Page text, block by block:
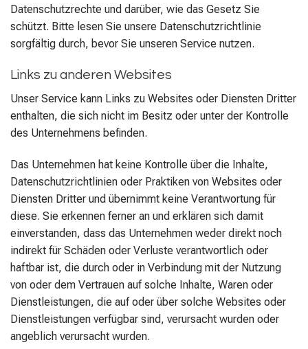
Datenschutzrechte und darüber, wie das Gesetz Sie
schützt. Bitte lesen Sie unsere Datenschutzrichtlinie
sorgfältig durch, bevor Sie unseren Service nutzen.
Links zu anderen Websites
Unser Service kann Links zu Websites oder Diensten Dritter
enthalten, die sich nicht im Besitz oder unter der Kontrolle
des Unternehmens befinden.
Das Unternehmen hat keine Kontrolle über die Inhalte,
Datenschutzrichtlinien oder Praktiken von Websites oder
Diensten Dritter und übernimmt keine Verantwortung für
diese. Sie erkennen ferner an und erklären sich damit
einverstanden, dass das Unternehmen weder direkt noch
indirekt für Schäden oder Verluste verantwortlich oder
haftbar ist, die durch oder in Verbindung mit der Nutzung
von oder dem Vertrauen auf solche Inhalte, Waren oder
Dienstleistungen, die auf oder über solche Websites oder
Dienstleistungen verfügbar sind, verursacht wurden oder
angeblich verursacht wurden.